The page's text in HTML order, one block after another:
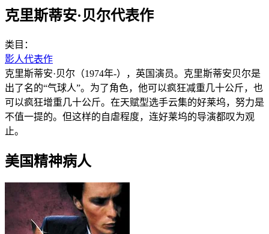
克里斯蒂安·贝尔代表作
类目：
影人代表作
克里斯蒂安·贝尔（1974年-），英国演员。克里斯蒂安贝尔是
出了名的“气球人”。为了角色，他可以疯狂减重几十公斤，也
可以疯狂增重几十公斤。在天赋型选手云集的好莱坞，努力是
不值一提的。但这样的自虐程度，连好莱坞的导演都叹为观
止。
美国精神病人